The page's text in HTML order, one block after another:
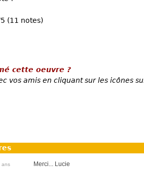
(11 notes)
cette oeuvre ?
vos amis en cliquant sur les icônes
ans Merci... Lucie